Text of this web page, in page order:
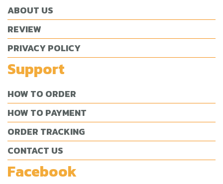
ABOUT US
REVIEW
PRIVACY POLICY
Support
HOW TO ORDER
HOW TO PAYMENT
ORDER TRACKING
CONTACT US
Facebook